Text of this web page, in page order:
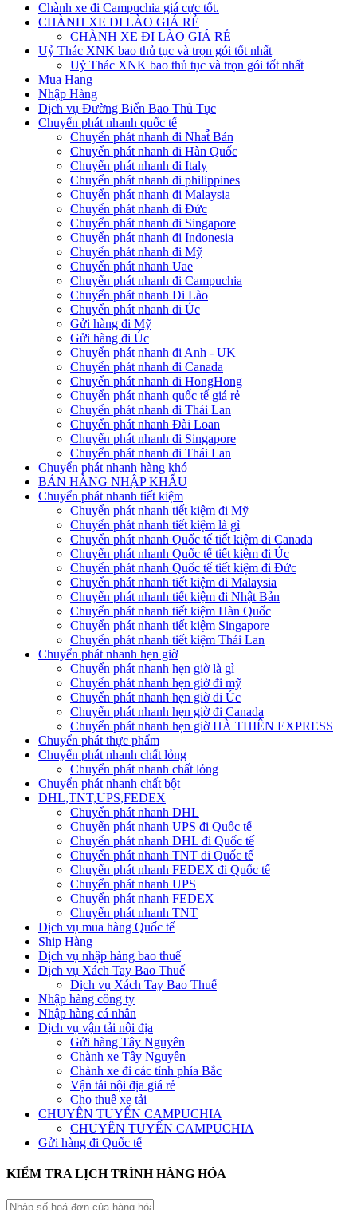
Chành xe đi Campuchia giá cực tốt.
CHÀNH XE ĐI LÀO GIÁ RẺ
CHÀNH XE ĐI LÀO GIÁ RẺ
Uỷ Thác XNK bao thủ tục và trọn gói tốt nhất
Uỷ Thác XNK bao thủ tục và trọn gói tốt nhất
Mua Hang
Nhập Hàng
Dịch vụ Đường Biển Bao Thủ Tục
Chuyển phát nhanh quốc tế
Chuyển phát nhanh đi Nhat̉̀ Bản
Chuyển phát nhanh đi Hàn Quốc
Chuyển phát nhanh đi Italy
Chuyển phát nhanh đi philippines
Chuyển phát nhanh đi Malaysia
Chuyển phát nhanh đi Đức
Chuyển phát nhanh đi Singapore
Chuyển phát nhanh đi Indonesia
Chuyển phát nhanh đi Mỹ
Chuyển phát nhanh Uae
Chuyển phát nhanh đi Campuchia
Chuyển phát nhanh Đi Lào
Chuyển phát nhanh đi Úc
Gửi hàng đi Mỹ
Gửi hàng đi Úc
Chuyển phát nhanh đi Anh - UK
Chuyển phát nhanh đi Canada
Chuyển phát nhanh đi HongHong
Chuyển phát nhanh quốc tế giá rẻ
Chuyển phát nhanh đi Thái Lan
Chuyển phát nhanh Đài Loan
Chuyển phát nhanh đi Singapore
Chuyển phát nhanh đi Thái Lan
Chuyển phát nhanh hàng khó
BÁN HÀNG NHẬP KHẨU
Chuyển phát nhanh tiết kiệm
Chuyển phát nhanh tiết kiệm đi Mỹ
Chuyển phát nhanh tiết kiệm là gì
Chuyển phát nhanh Quốc tế tiết kiệm đi Canada
Chuyển phát nhanh Quốc tế tiết kiệm đi Úc
Chuyển phát nhanh Quốc tế tiết kiệm đi Đức
Chuyển phát nhanh tiết kiệm đi Malaysia
Chuyển phát nhanh tiết kiệm đi Nhật Bản
Chuyển phát nhanh tiết kiệm Hàn Quốc
Chuyển phát nhanh tiết kiệm Singapore
Chuyển phát nhanh tiết kiệm Thái Lan
Chuyển phát nhanh hẹn giờ
Chuyển phát nhanh hẹn giờ là gì
Chuyển phát nhanh hẹn giờ đi mỹ
Chuyển phát nhanh hẹn giờ đi Úc
Chuyển phát nhanh hẹn giờ đi Canada
Chuyển phát nhanh hẹn giờ HÀ THIÊN EXPRESS
Chuyển phát thực phẩm
Chuyển phát nhanh chất lỏng
Chuyển phát nhanh chất lỏng
Chuyển phát nhanh chất bột
DHL,TNT,UPS,FEDEX
Chuyển phát nhanh DHL
Chuyển phát nhanh UPS đi Quốc tế
Chuyển phát nhanh DHL đi Quốc tế
Chuyển phát nhanh TNT đi Quốc tế
Chuyển phát nhanh FEDEX đi Quốc tế
Chuyển phát nhanh UPS
Chuyển phát nhanh FEDEX
Chuyển phát nhanh TNT
Dịch vụ mua hàng Quốc tế
Ship Hàng
Dịch vụ nhập hàng bao thuế
Dịch vụ Xách Tay Bao Thuế
Dịch vụ Xách Tay Bao Thuế
Nhập hàng công ty
Nhập hàng cá nhân
Dịch vụ vận tải nội địa
Gửi hàng Tây Nguyên
Chành xe Tây Nguyên
Chành xe đi các tỉnh phía Bắc
Vận tải nội địa giá rẻ
Cho thuê xe tải
CHUYÊN TUYẾN CAMPUCHIA
CHUYÊN TUYẾN CAMPUCHIA
Gửi hàng đi Quốc tế
KIỂM TRA LỊCH TRÌNH HÀNG HÓA